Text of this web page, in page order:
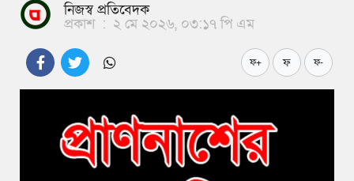
নিজস্ব প্রতিবেদক
প্রকাশ : ২ মে ২০২৬, ০৩:১৭ পি এম
ফ+ ফ ফ-